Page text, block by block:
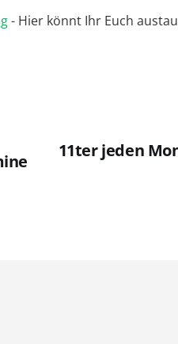
- Hier könnt Ihr Euch
11ter jeden